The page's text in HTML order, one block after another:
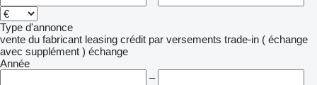
Type d'annonce
vente du fabricant leasing crédit par versements trade-in ( échange
avec supplément ) échange
Année
–